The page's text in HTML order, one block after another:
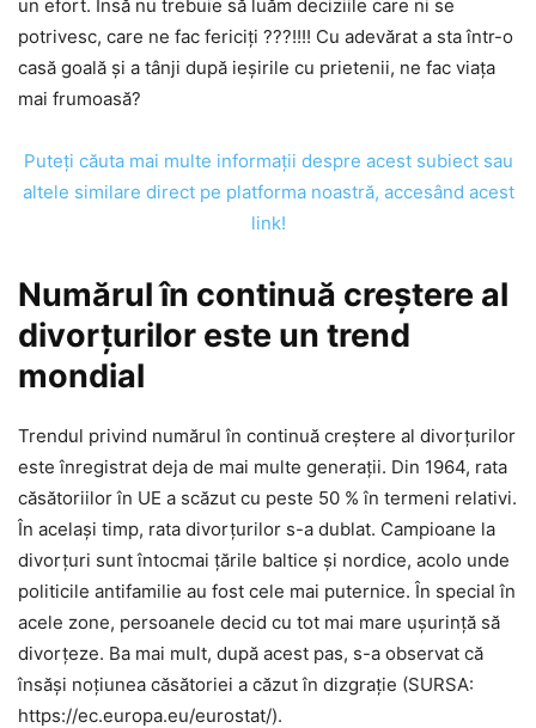
un efort. Însă nu trebuie să luăm deciziile care ni se
potrivesc, care ne fac fericiţi ???!!!! Cu adevărat a sta într-o
casă goală şi a tânji după ieşirile cu prietenii, ne fac viaţa
mai frumoasă?
Puteţi căuta mai multe informaţii despre acest subiect sau
altele similare direct pe platforma noastră, accesând acest
link!
Numărul în continuă creştere al
divorţurilor este un trend
mondial
Trendul privind numărul în continuă creştere al divorţurilor
este înregistrat deja de mai multe generaţii. Din 1964, rata
căsătoriilor în UE a scăzut cu peste 50 % în termeni relativi.
În acelaşi timp, rata divorţurilor s-a dublat. Campioane la
divorţuri sunt întocmai ţările baltice şi nordice, acolo unde
politicile antifamilie au fost cele mai puternice. În special în
acele zone, persoanele decid cu tot mai mare uşurinţă să
divorţeze. Ba mai mult, după acest pas, s-a observat că
însăşi noţiunea căsătoriei a căzut în dizgraţie (SURSA:
https://ec.europa.eu/eurostat/).